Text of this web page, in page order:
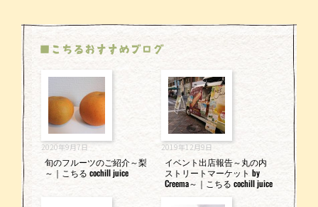
■こちるおすすめブログ
2020年9月7日
旬のフルーツのご紹介～梨
～｜こちる cochill juice
2019年12月9日
イベント出店報告～丸の内
ストリートマーケット by
Creema～｜こちる cochill juice